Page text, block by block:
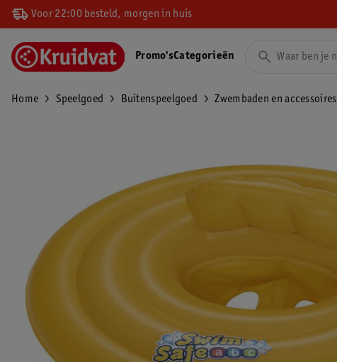
Voor 22:00 besteld, morgen in huis
Promo'sCategorieën
Home Speelgoed Buitenspeelgoed Zwembaden en accessoires